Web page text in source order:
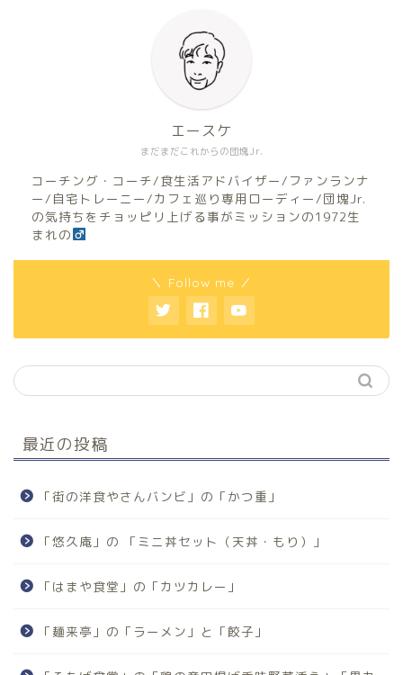
まだまだこれからの団塊Jr.
エースケ
コーチング・コーチ/食生活アドバイザー/ファンランナ
ー/自宅トレーニー/カフェ巡り専用ローディー/団塊Jr.
の気持ちをチョッピリ上げる事がミッションの1972生
まれの
＼ Follow me ／
最近の投稿
「街の洋食やさんバンビ」の「かつ重」
「悠久庵」の 「ミニ丼セット（天丼・もり）」
「はまや食堂」の「カツカレー」
「麺来亭」の「ラーメン」と「餃子」